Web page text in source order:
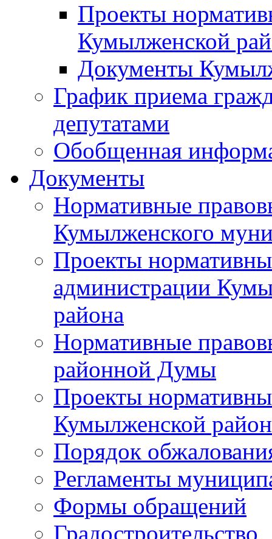
Проекты
Кумылженской
Документы
График приема
депутатами
Обобщенная
Документы
Нормативные
Кумылженского
Проекты
администрации
района
Нормативные
районной Думы
Проекты
Кумылженской
Порядок
Регламенты
Формы обращений
Градостроительство